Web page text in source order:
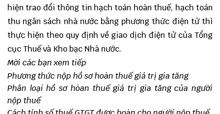
hiện trao đổi thông tin hạch toán hoàn thuế, hạch toán
thu ngân sách nhà nước bằng phương thức điện tử thì
thực hiện theo quy định về giao dịch điện tử của Tổng
cục Thuế và Kho bạc Nhà nước.
Mời các bạn xem tiếp
Phương thức nộp hồ sơ hoàn thuế giá trị gia tăng
Phân loại hồ sơ hòan thuế giá trị gia tăng của người
nộp thuế